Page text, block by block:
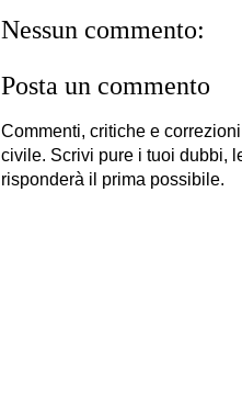
Nessun commento:
Posta un commento
Commenti, critiche e
civile. Scrivi pure i tuoi dubbi,
risponderà il prima possibile.